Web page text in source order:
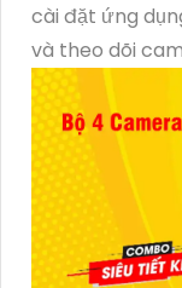
cài đặt ứng
và theo dõi